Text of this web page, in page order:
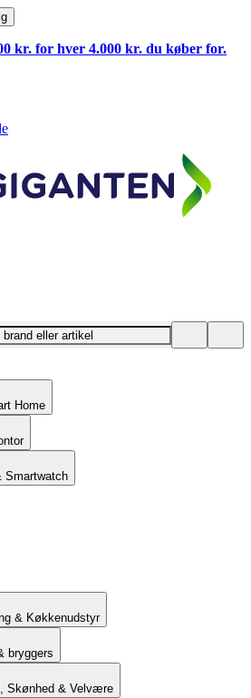
kr. for hver 4.000 kr. du køber for.
Home
Smartwatch
& Køkkenudstyr
bryggers
Skønhed & Velvære